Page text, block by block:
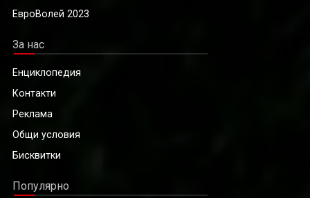
ЕвроВолей 2023
За нас
Енциклопедия
Контакти
Реклама
Общи условия
Бисквитки
Популярно